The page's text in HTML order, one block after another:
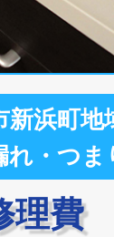
新浜町地
れ・つま
理費